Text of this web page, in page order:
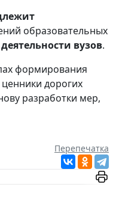
образовательных
вузов.
формирования
дорогих
разработки мер,
Перепечатка